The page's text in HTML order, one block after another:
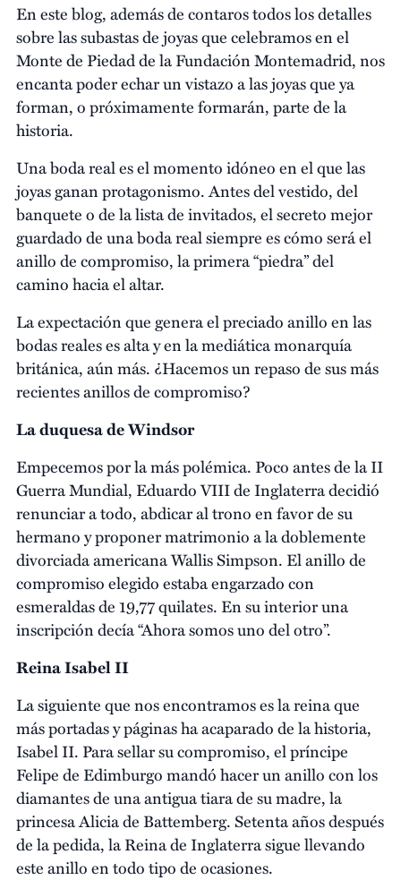
En este blog, además de contaros todos los detalles
sobre las subastas de joyas que celebramos en el
Monte de Piedad de la Fundación Montemadrid, nos
encanta poder echar un vistazo a las joyas que ya
forman, o próximamente formarán, parte de la
historia.
Una boda real es el momento idóneo en el que las
joyas ganan protagonismo. Antes del vestido, del
banquete o de la lista de invitados, el secreto mejor
guardado de una boda real siempre es cómo será el
anillo de compromiso, la primera “piedra” del
camino hacia el altar.
La expectación que genera el preciado anillo en las
bodas reales es alta y en la mediática monarquía
británica, aún más. ¿Hacemos un repaso de sus más
recientes anillos de compromiso?
La duquesa de Windsor
Empecemos por la más polémica. Poco antes de la II
Guerra Mundial, Eduardo VIII de Inglaterra decidió
renunciar a todo, abdicar al trono en favor de su
hermano y proponer matrimonio a la doblemente
divorciada americana Wallis Simpson. El anillo de
compromiso elegido estaba engarzado con
esmeraldas de 19,77 quilates. En su interior una
inscripción decía “Ahora somos uno del otro”.
Reina Isabel II
La siguiente que nos encontramos es la reina que
más portadas y páginas ha acaparado de la historia,
Isabel II. Para sellar su compromiso, el príncipe
Felipe de Edimburgo mandó hacer un anillo con los
diamantes de una antigua tiara de su madre, la
princesa Alicia de Battemberg. Setenta años después
de la pedida, la Reina de Inglaterra sigue llevando
este anillo en todo tipo de ocasiones.